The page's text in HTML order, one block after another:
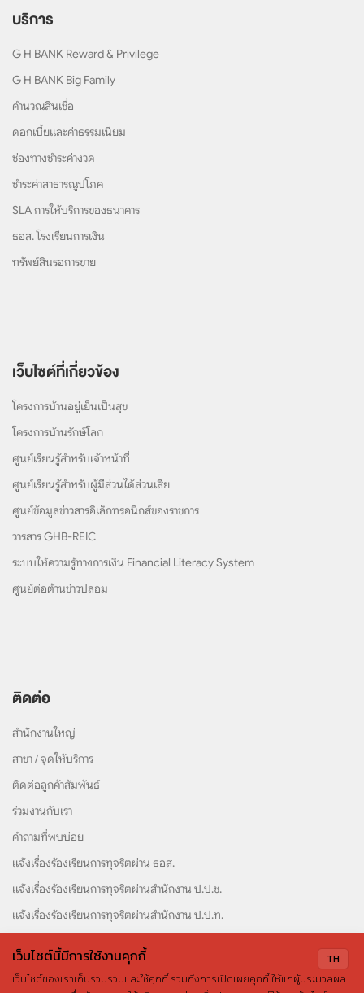
บริการ
G H BANK Reward & Privilege
G H BANK Big Family
คำนวณสินเชื่อ
ดอกเบี้ยและค่าธรรมเนียม
ช่องทางชำระค่างวด
ชำระค่าสาธารณูปโภค
SLA การให้บริการของธนาคาร
ธอส. โรงเรียนการเงิน
ทรัพย์สินรอการขาย
เว็บไซต์ที่เกี่ยวข้อง
โครงการบ้านอยู่เย็นเป็นสุข
โครงการบ้านรักษ์โลก
ศูนย์เรียนรู้สำหรับเจ้าหน้าที่
ศูนย์เรียนรู้สำหรับผู้มีส่วนได้ส่วนเสีย
ศูนย์ข้อมูลข่าวสารอิเล็กทรอนิกส์ของราชการ
วารสาร GHB-REIC
ระบบให้ความรู้ทางการเงิน Financial Literacy System
ศูนย์ต่อต้านข่าวปลอม
ติดต่อ
สำนักงานใหญ่
สาขา / จุดให้บริการ
ติดต่อลูกค้าสัมพันธ์
ร่วมงานกับเรา
คำถามที่พบบ่อย
แจ้งเรื่องร้องเรียนการทุจริตผ่าน ธอส.
แจ้งเรื่องร้องเรียนการทุจริตผ่านสำนักงาน ป.ป.ช.
แจ้งเรื่องร้องเรียนการทุจริตผ่านสำนักงาน ป.ป.ท.
TH
เว็บไซต์นี้มีการใช้งานคุกกี้
เว็บไซต์ของเราเก็บรวบรวมและใช้คุกกี้ รวมถึงการเปิดเผยคุกกี้ ให้แก่ผู้ประมวลผล